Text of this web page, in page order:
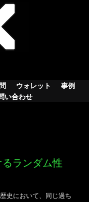
ウォレット
事例
い合わせ
るランダム性
史において、同じ過ち